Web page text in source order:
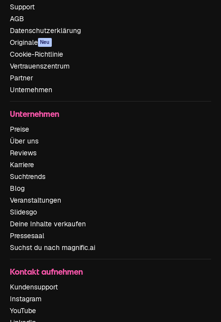
Support
AGB
Datenschutzerklärung
Originale Neu
Cookie-Richtlinie
Vertrauenszentrum
Partner
Unternehmen
Unternehmen
Preise
Über uns
Reviews
Karriere
Suchtrends
Blog
Veranstaltungen
Slidesgo
Deine Inhalte verkaufen
Pressesaal
Suchst du nach magnific.ai
Kontakt aufnehmen
Kundensupport
Instagram
YouTube